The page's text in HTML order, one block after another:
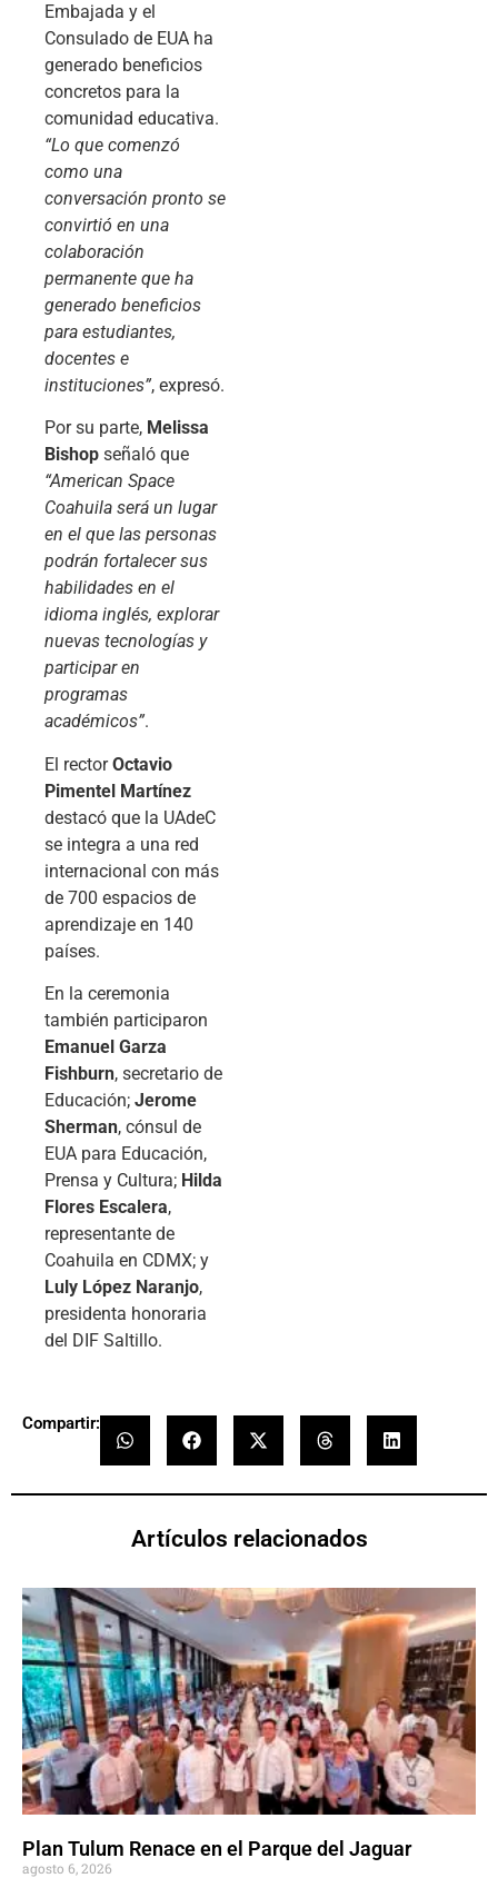
Embajada y el
Consulado de EUA ha
generado beneficios
concretos para la
comunidad educativa.
“Lo que comenzó
como una
conversación pronto se
convirtió en una
colaboración
permanente que ha
generado beneficios
para estudiantes,
docentes e
instituciones”, expresó.
Por su parte, Melissa
Bishop señaló que
“American Space
Coahuila será un lugar
en el que las personas
podrán fortalecer sus
habilidades en el
idioma inglés, explorar
nuevas tecnologías y
participar en
programas
académicos”.
El rectorOctavio
Pimentel Martínez
destacó que la UAdeC
se integra a una red
internacional con más
de 700 espacios de
aprendizaje en 140
países.
En la ceremonia
también participaron
Emanuel Garza
Fishburn, secretario de
Educación; Jerome
Sherman, cónsul de
EUA para Educación,
Prensa y Cultura; Hilda
Flores Escalera,
representante de
Coahuila en CDMX; y
Luly López Naranjo,
presidenta honoraria
del DIF Saltillo.
Compartir:
Artículos relacionados
Plan Tulum Renace en el Parque del Jaguar
agosto 6, 2026